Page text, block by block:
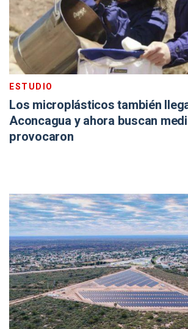
ESTUDIO
Los microplásticos también
Aconcagua y ahora buscan
provocaron